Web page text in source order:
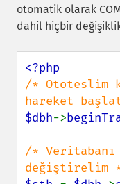
otomatik olarak
dahil hiçbir
/* Ototeslim
$dbh->
/* Veritabanı